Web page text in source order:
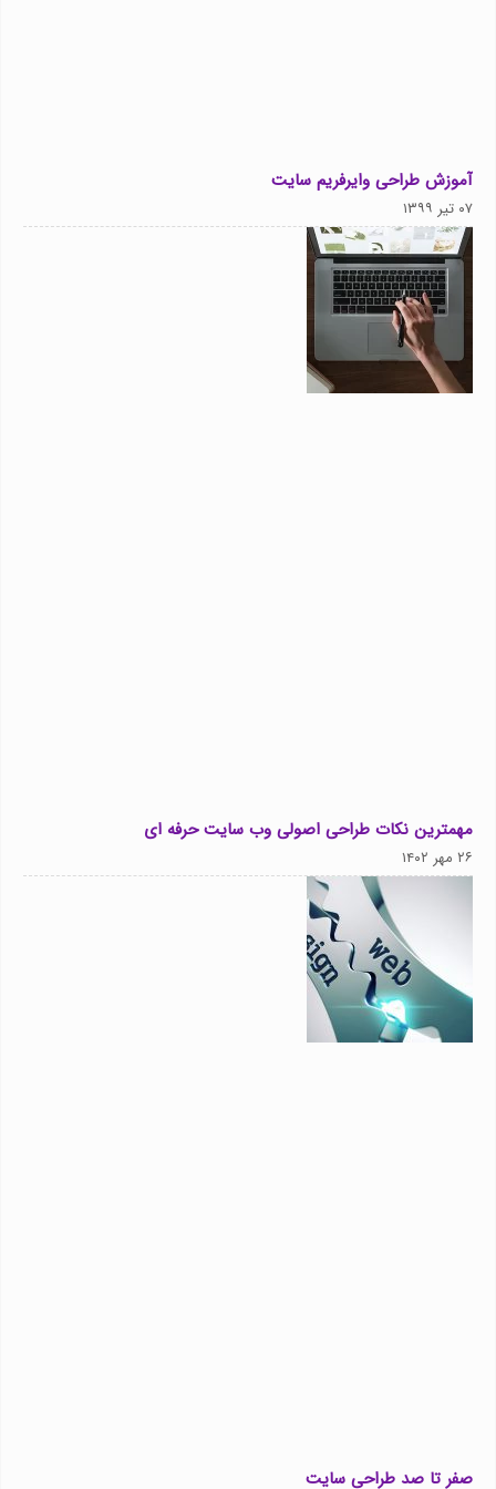
آموزش طراحی وایرفریم سایت
۰۷ تیر ۱۳۹۹
مهمترین نکات طراحی اصولی وب سایت حرفه ای
۲۶ مهر ۱۴۰۲
صفر تا صد طراحی سایت